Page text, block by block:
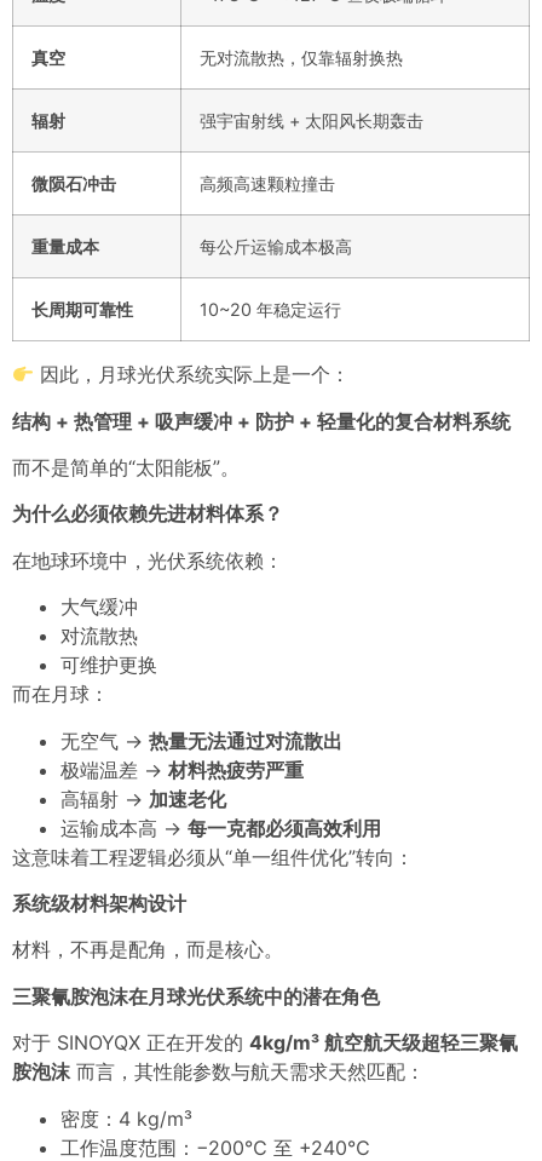
真空 无对流散热，仅靠辐射换热
辐射 强宇宙射线 + 太阳风长期轰击
微陨石冲击 高频高速颗粒撞击
重量成本 每公斤运输成本极高
长周期可靠性 10~20 年稳定运行
因此，月球光伏系统实际上是一个：
结构 + 热管理 + 吸声缓冲 + 防护 + 轻量化的复合材料系统
而不是简单的“太阳能板”。
为什么必须依赖先进材料体系？
在地球环境中，光伏系统依赖：
大气缓冲
对流散热
可维护更换
而在月球：
无空气 → 热量无法通过对流散出
极端温差 → 材料热疲劳严重
高辐射 → 加速老化
运输成本高 → 每一克都必须高效利用
这意味着工程逻辑必须从“单一组件优化”转向：
系统级材料架构设计
材料，不再是配角，而是核心。
三聚氰胺泡沫在月球光伏系统中的潜在角色
对于 SINOYQX 正在开发的 4kg/m³ 航空航天级超轻三聚氰
胺泡沫而言，其性能参数与航天需求天然匹配：
密度：4 kg/m³
工作温度范围：−200℃ 至 +240℃